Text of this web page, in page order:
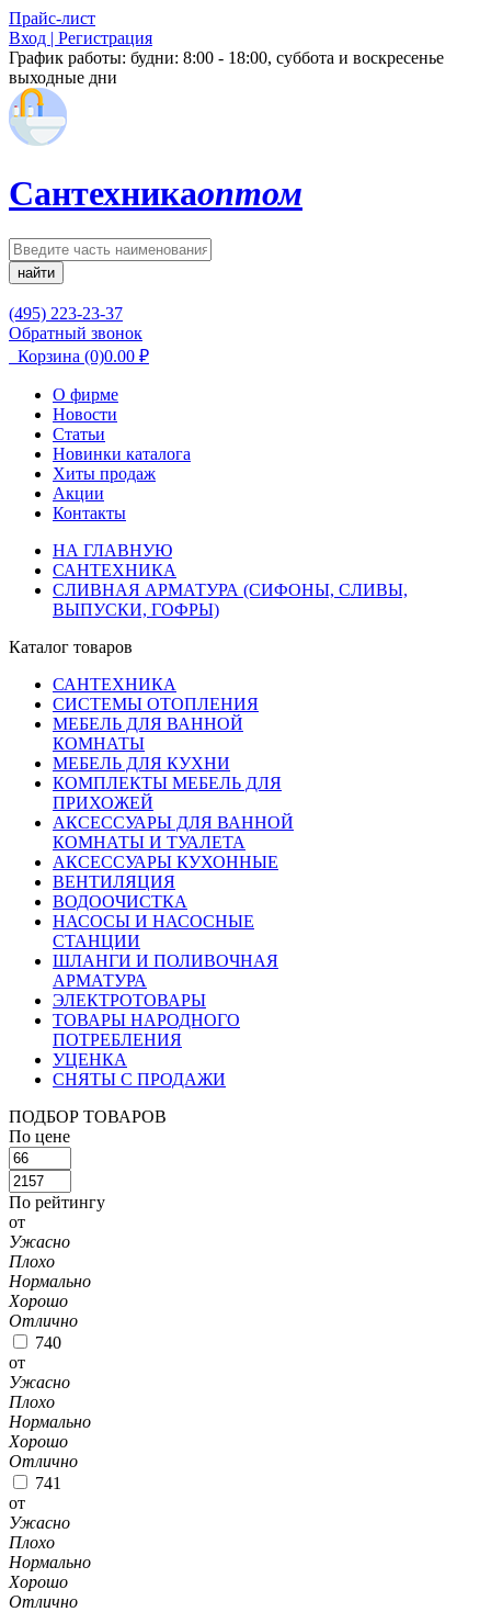
Прайс-лист
Вход | Регистрация
График работы: будни: 8:00 - 18:00, суббота и воскресенье
выходные дни
Сантехникаоптом
найти
(495) 223-23-37
Обратный звонок
Корзина (0)0.00 ₽
О фирме
Новости
Статьи
Новинки каталога
Хиты продаж
Акции
Контакты
НА ГЛАВНУЮ
САНТЕХНИКА
СЛИВНАЯ АРМАТУРА (СИФОНЫ, СЛИВЫ,
ВЫПУСКИ, ГОФРЫ)
Каталог товаров
САНТЕХНИКА
СИСТЕМЫ ОТОПЛЕНИЯ
МЕБЕЛЬ ДЛЯ ВАННОЙ
КОМНАТЫ
МЕБЕЛЬ ДЛЯ КУХНИ
КОМПЛЕКТЫ МЕБЕЛЬ ДЛЯ
ПРИХОЖЕЙ
АКСЕССУАРЫ ДЛЯ ВАННОЙ
КОМНАТЫ И ТУАЛЕТА
АКСЕССУАРЫ КУХОННЫЕ
ВЕНТИЛЯЦИЯ
ВОДООЧИСТКА
НАСОСЫ И НАСОСНЫЕ
СТАНЦИИ
ШЛАНГИ И ПОЛИВОЧНАЯ
АРМАТУРА
ЭЛЕКТРОТОВАРЫ
ТОВАРЫ НАРОДНОГО
ПОТРЕБЛЕНИЯ
УЦЕНКА
СНЯТЫ С ПРОДАЖИ
ПОДБОР ТОВАРОВ
По цене
По рейтингу
от
Ужасно
Плохо
Нормально
Хорошо
Отлично
740
от
Ужасно
Плохо
Нормально
Хорошо
Отлично
741
от
Ужасно
Плохо
Нормально
Хорошо
Отлично